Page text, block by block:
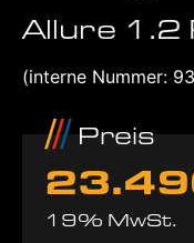
Allure 1.2
(interne Nummer:
Preis
19% MwSt.